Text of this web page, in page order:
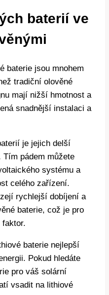
baterií ve
baterie jsou mnohem
tradiční olověné
mají nižší hmotnost a
snadnější instalaci a
je jejich delší
pádem můžete
systému a
celého zařízení.
rychlejší dobíjení a
baterie, což je pro
faktor.
baterie nejlepší
Pokud hledáte
pro váš solární
vsadit na lithiové